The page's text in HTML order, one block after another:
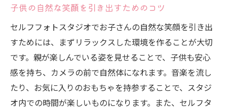
の瞬間
一緒に遊びながら撮る写真の魅力
親子での共同作業が生む特別な瞬間
親の役割とサポートが生むリラックスした
空気
笑顔を引き出すインタラクティブな撮影術
子供の自然な笑顔を引き出すためのコツ
セルフフォトスタジオでお子さんの自然な笑顔を引き出
すためには、まずリラックスした環境を作ることが大切
です。親が楽しんでいる姿を見せることで、子供も安心
感を持ち、カメラの前で自然体になれます。音楽を流し
たり、お気に入りのおもちゃを持参することで、スタジ
オ内での時間が楽しいものになります。また、セルフタ